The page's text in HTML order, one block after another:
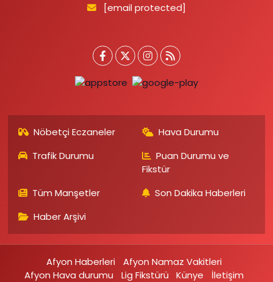
[email protected]
Nöbetçi Eczaneler
Hava Durumu
Trafik Durumu
Puan Durumu ve
Fikstür
Tüm Manşetler
Son Dakika Haberleri
Haber Arşivi
Afyon Haberleri
Afyon Namaz Vakitleri
Afyon Hava durumu
Lig Fikstürü Künye İletişim